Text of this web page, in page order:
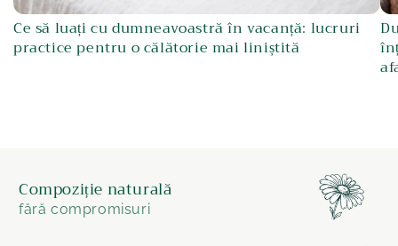
Ce să luați cu dumneavoastră în vacanță: lucruri
practice pentru o călătorie mai liniștită
Compoziție naturală
fără compromisuri